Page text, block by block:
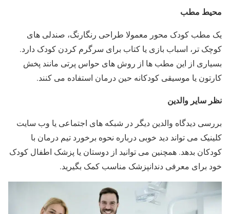
محیط مطب
یک مطب کودک محور معمولا طراحی رنگارنگ، صندلی های
کوچک تر، اسباب بازی یا کتاب برای سرگرم کردن کودک دارد.
بسیاری از این مطب ها از روش های حواس پرتی مانند پخش
کارتون یا موسیقی کودکانه حین درمان استفاده می کنند.
نظر سایر والدین
بررسی دیدگاه والدین دیگر در شبکه های اجتماعی یا وب سایت
کلینیک می تواند دید خوبی درباره نحوه برخورد تیم درمان با
کودکان بدهد. همچنین می توانید از دوستان یا پزشک اطفال کودک
خود برای معرفی دندانپزشک مناسب کمک بگیرید.